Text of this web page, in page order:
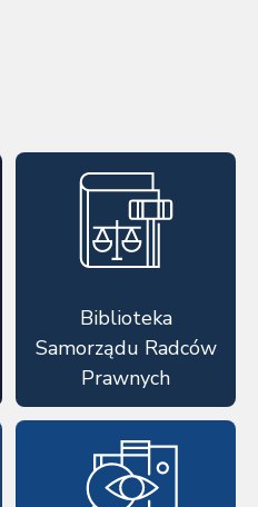
Biblioteka
Samorządu Radców
Prawnych